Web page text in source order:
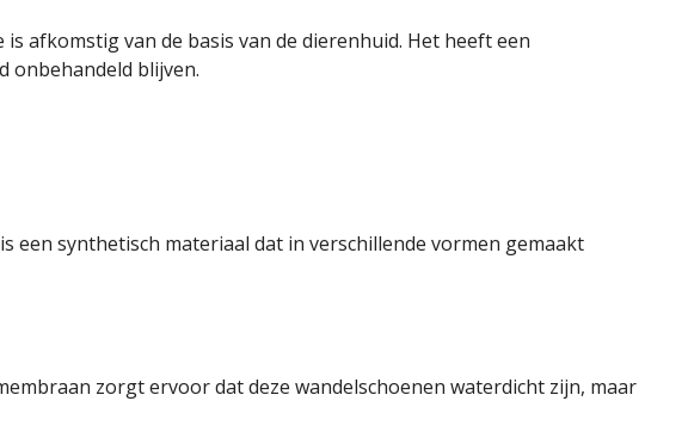
afkomstig van de basis van de dierenhuid. Het heeft een
onbehandeld blijven.
een synthetisch materiaal dat in verschillende vormen gemaakt
zorgt ervoor dat deze wandelschoenen waterdicht zijn, maar